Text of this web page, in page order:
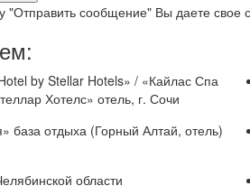
"Отправить сообщение" Вы даете свое
by Stellar Hotels» / «Кайлас Спа
Хотелс» отель, г. Сочи
база отдыха (Горный Алтай, отель)
области